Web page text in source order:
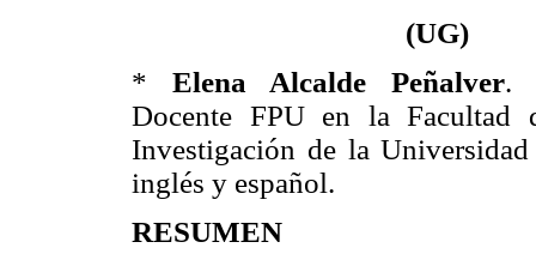
(UG)
* Elena Alcalde Peñalver.
Docente FPU en la Facultad
Investigación de la
inglés y español.
RESUMEN